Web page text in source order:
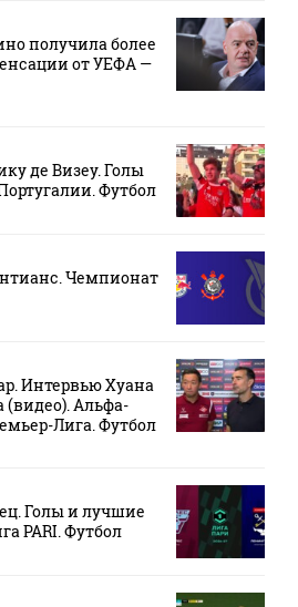
получила более
от УЕФА —
де Визеу. Голы
Футбол
Чемпионат
Интервью Хуана
(видео). Альфа-
Лига. Футбол
Голы и лучшие
PARI. Футбол